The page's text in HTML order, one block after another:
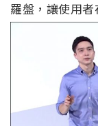
羅盤，讓使用